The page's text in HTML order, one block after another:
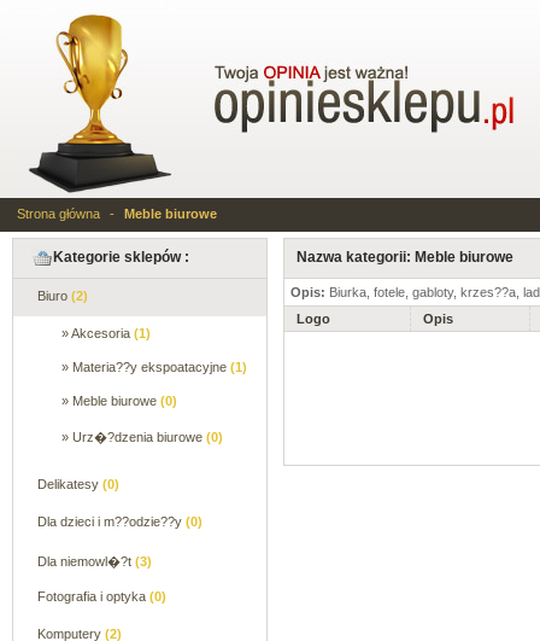
Strona główna - Meble biurowe
Kategorie sklepów :
Biuro (2)
» Akcesoria (1)
» Materia??y ekspoatacyjne (1)
» Meble biurowe (0)
» Urz�?dzenia biurowe (0)
Delikatesy (0)
Dla dzieci i m??odzie??y (0)
Dla niemowl�?t (3)
Fotografia i optyka (0)
Komputery (2)
Nazwa kategorii: Meble biurowe
Opis: Biurka, fotele, gabloty, krzes??a,
Logo
Opis